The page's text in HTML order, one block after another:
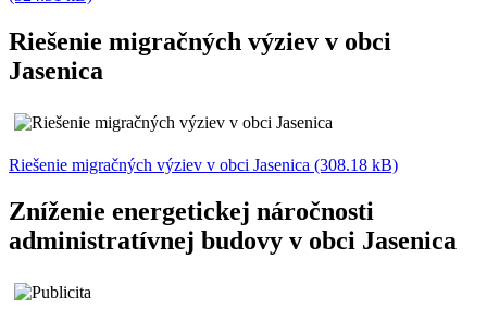
Riešenie migračných výziev v obci
Jasenica
Riešenie migračných výziev v obci Jasenica (308.18 kB)
Zníženie energetickej náročnosti
administratívnej budovy v obci Jasenica